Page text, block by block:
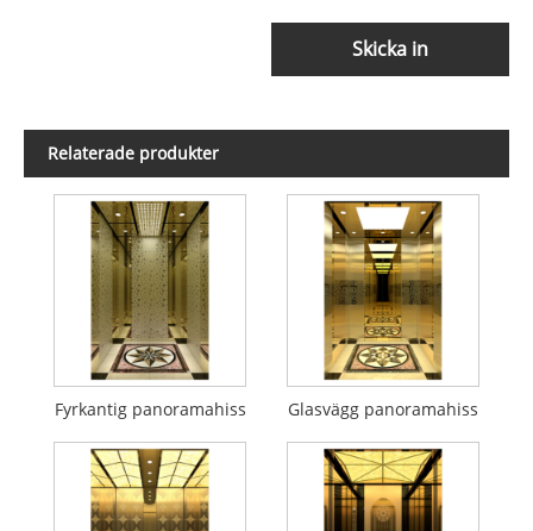
Skicka in
Relaterade produkter
Fyrkantig panoramahiss Glasvägg panoramahiss